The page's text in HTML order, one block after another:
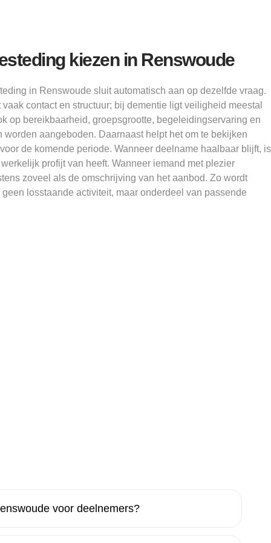
kiezen in Renswoude
in Renswoude sluit automatisch aan op dezelfde vraag.
contact en structuur; bij dementie ligt veiligheid meestal
op bereikbaarheid, groepsgrootte, begeleidingservaring en
aangeboden. Daarnaast helpt het om te bekijken
de komende periode. Wanneer deelname haalbaar blijft, is
profijt van heeft. Wanneer iemand met plezier
zoveel als de omschrijving van het aanbod. Zo wordt
losstaande activiteit, maar onderdeel van passende
voor deelnemers?